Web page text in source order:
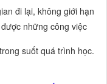
đi lại, không giới hạn
những công việc
suốt quá trình học.